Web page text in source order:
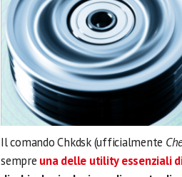
Il comando Chkdsk (ufficialmente
sempre una delle utility essenziali